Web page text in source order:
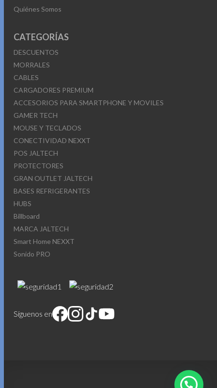
Quiénes Somos
CATEGORÍAS
DESCUENTOS
MORRALES
CABLES
CARGADORES PREMIUM
ACCESORIOS PARA SMARTPHONE Y MOVILES
GAMER TECH
MOUSE Y TECLADOS
CONECTIVIDAD NEXXT
POS JALTECH
PROTECTORES
GRAN OUTLET JALTECH
BASES REFRIGERANTES
HUBS
Billboard
MARCA JALTECH
Smart Home NEXXT
Sonido PRO
Síguenos en
1